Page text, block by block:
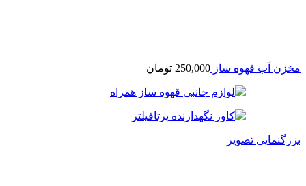
مخزن آب قهوه ساز 250,000 تومان
بزرگنمایی تصویر